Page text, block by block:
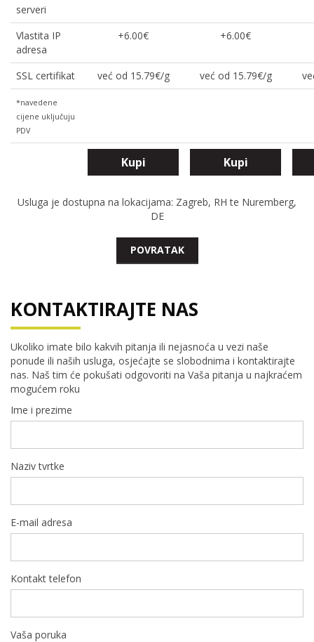
serveri
Vlastita IP
adresa
+6.00€ +6.00€
SSL certifikat već od 15.79€/g već od 15.79€/g
*navedene
cijene uključuju
PDV
Kupi Kupi
Usluga je dostupna na lokacijama: Zagreb, RH te Nuremberg,
DE
POVRATAK
KONTAKTIRAJTE NAS
Ukoliko imate bilo kakvih pitanja ili nejasnoća u vezi naše
ponude ili naših usluga, osjećajte se slobodnima i kontaktirajte
nas. Naš tim će pokušati odgovoriti na Vaša pitanja u najkraćem
mogućem roku
Ime i prezime
Naziv tvrtke
E-mail adresa
Kontakt telefon
Vaša poruka